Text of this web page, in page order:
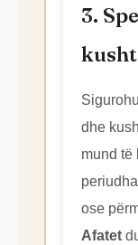
3.
dhe
mund të
ose
Afatet